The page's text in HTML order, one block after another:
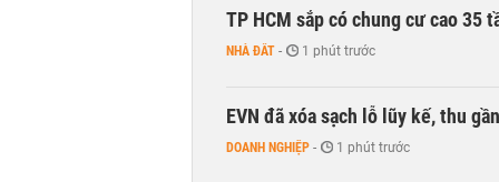
TP HCM sắp có chung cư cao 35
NHÀ ĐẤT - 1 phút trước
EVN đã xóa sạch lỗ lũy kế, thu
DOANH NGHIỆP - 1 phút trước